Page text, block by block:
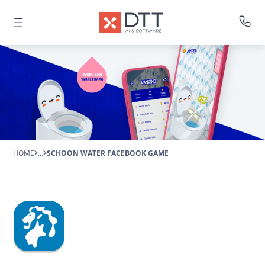
HOME ... SCHOON WATER FACEBOOK GAME